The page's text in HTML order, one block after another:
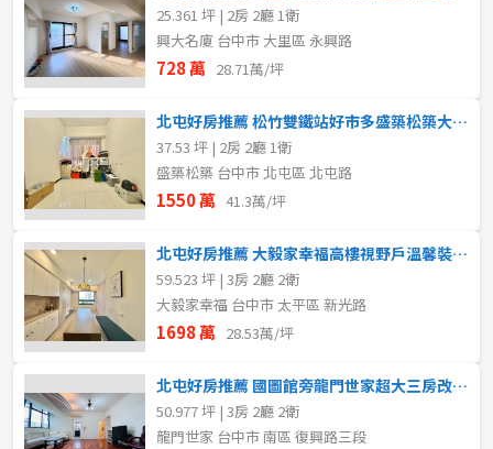
25.361 坪 | 2房 2廳 1衛
興大名廈 台中市 大里區 永興路
728 萬 28.71萬/坪
北屯好房推薦 松竹雙鐵站好市多盛築松築大兩房平車
37.53 坪 | 2房 2廳 1衛
盛築松築 台中市 北屯區 北屯路
1550 萬 41.3萬/坪
北屯好房推薦 大毅家幸福高樓視野戶溫馨裝潢美三房雙平車
59.523 坪 | 3房 2廳 2衛
大毅家幸福 台中市 太平區 新光路
1698 萬 28.53萬/坪
北屯好房推薦 國圖館旁龍門世家超大三房改套聖品
50.977 坪 | 3房 2廳 2衛
龍門世家 台中市 南區 復興路三段